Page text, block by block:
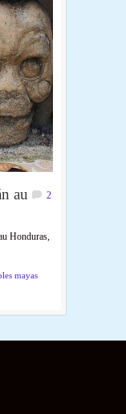
au
2
Honduras,
mayas